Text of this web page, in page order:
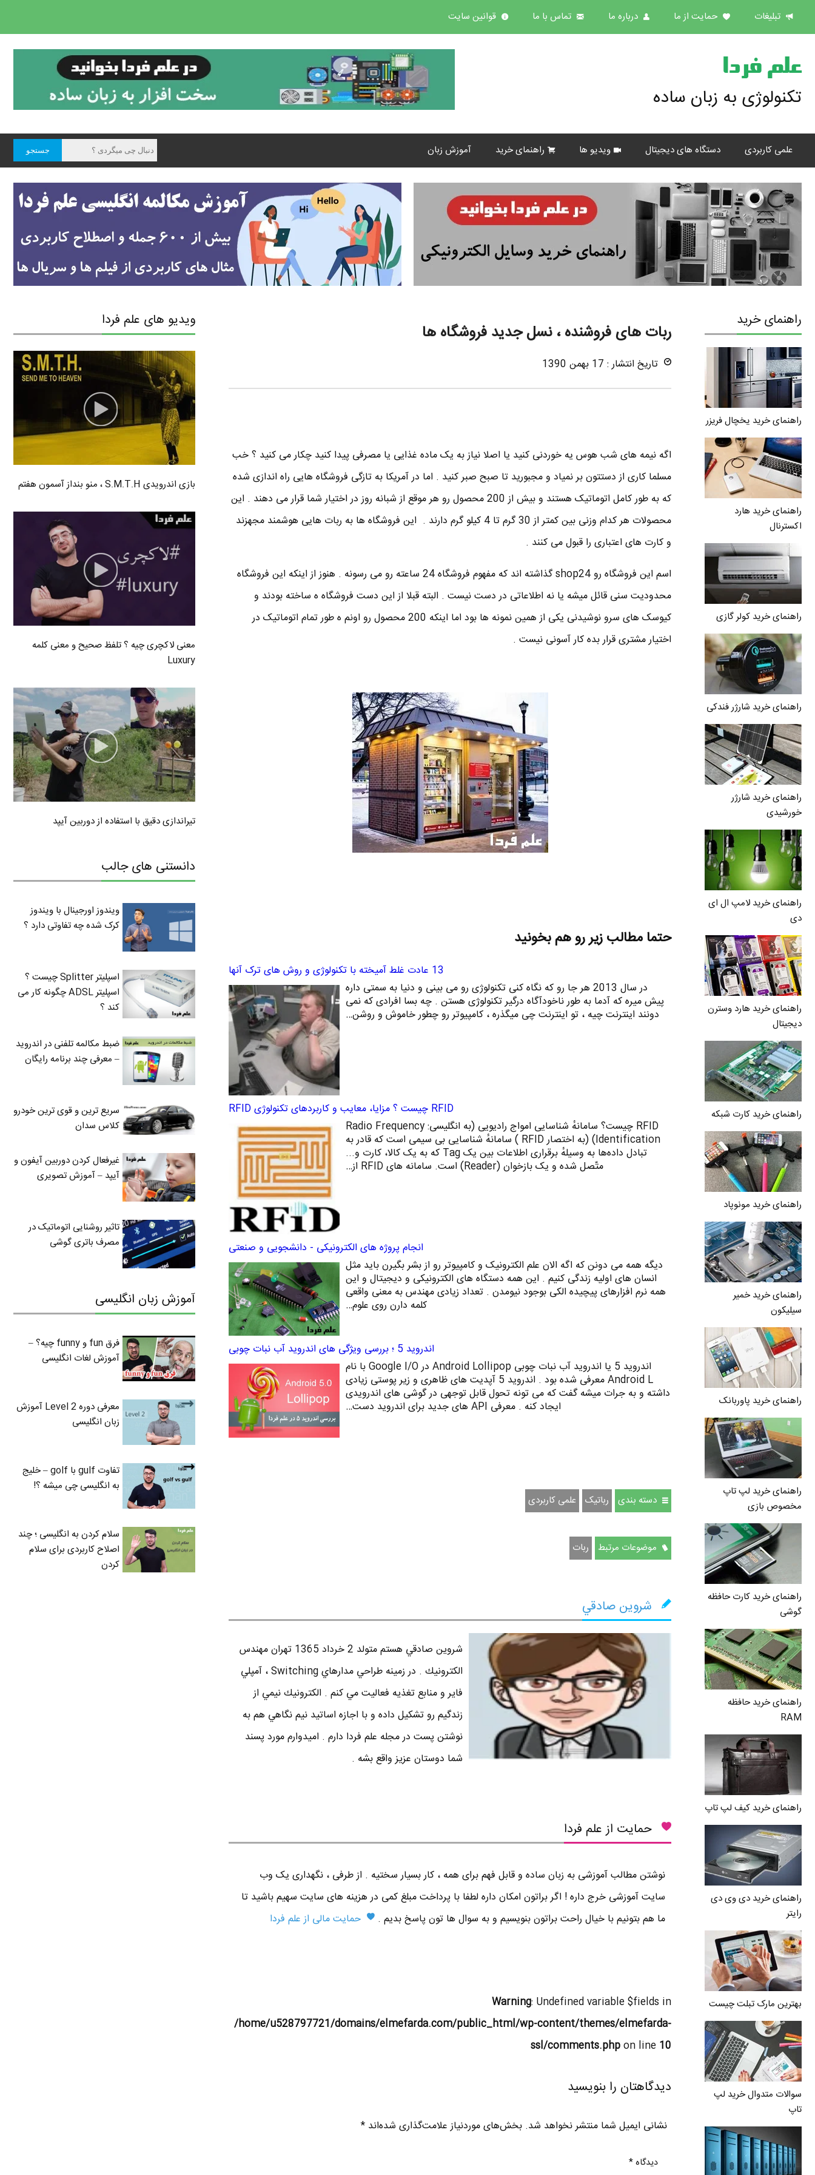
تبلیغات حمایت از ما درباره ما تماس با ما قوانین سایت
علم فردا
تکنولوژی به زبان ساده
علمی کاربردی دستگاه های دیجیتال ویدیو ها راهنمای خرید آموزش زبان
راهنمای خرید
راهنمای خرید یخچال فریزر
راهنمای خرید هارد
اکسترنال
راهنمای خرید کولر گازی
راهنمای خرید شارژر فندکی
راهنمای خرید شارژر
خورشیدی
راهنمای خرید لامپ ال ای
دی
راهنمای خرید هارد وسترن
دیجیتال
راهنمای خرید کارت شبکه
راهنمای خرید مونوپاد
راهنمای خرید خمیر
سیلیکون
راهنمای خرید پاوربانک
راهنمای خرید لپ تاپ
مخصوص بازی
راهنمای خرید کارت حافظه
گوشی
راهنمای خرید حافظه
RAM
راهنمای خرید کیف لپ تاپ
راهنمای خرید دی وی دی
رایتر
بهترین مارک تبلت چیست
سوالات متدوال خرید لپ
تاپ
ربات های فروشنده ، نسل جدید فروشگاه ها
تاریخ انتشار : 17 بهمن 1390
اگه نیمه های شب هوس یه خوردنی کنید یا اصلا نیاز به یک ماده غذایی یا مصرفی پیدا کنید چکار می کنید ؟ خب
مسلما کاری از دستتون بر نمیاد و مجبورید تا صبح صبر کنید . اما در آمریکا به تازگی فروشگاه هایی راه اندازی شده
که به طور کامل اتوماتیک هستند و بیش از 200 محصول رو هر موقع از شبانه روز در اختیار شما قرار می دهند . این
محصولات هر کدام وزنی بین کمتر از 30 گرم تا 4 کیلو گرم دارند . این فروشگاه ها به ربات هایی هوشمند مجهزند
و کارت های اعتباری را قبول می کنند .
اسم این فروشگاه رو shop24 گذاشته اند که مفهوم فروشگاه 24 ساعته رو می رسونه . هنوز از اینکه این فروشگاه
محدودیت سنی قائل میشه یا نه اطلاعاتی در دست نیست . البته قبلا از این دست فروشگاه ه ساخته بودند و
کیوسک های سرو نوشیدنی یکی از همین نمونه ها بود اما اینکه 200 محصول رو اونم ه طور تمام اتوماتیک در
اختیار مشتری قرار بده کار آسونی نیست .
حتما مطالب زیر رو هم بخونید
13 عادت غلط آمیخته با تکنولوژی و روش های ترک آنها
در سال 2013 هر جا رو که نگاه کنی تکنولوژی رو می بینی و دنیا به سمتی داره
پیش میره که آدما به طور ناخودآگاه درگیر تکنولوژی هستن . چه بسا افرادی که نمی
دونند اینترنت چیه ، تو اینترنت چی میگذره ، کامپیوتر رو چطور خاموش و روشن…
RFID چیست ؟ مزایا، معایب و کاربردهای تکنولوژی RFID
RFID چیست؟ سامانهٔ شناسایی امواج رادیویی (به انگلیسی: Radio Frequency
Identification)‏ (به اختصار RFID ) سامانهٔ شناسایی بی‌ سیمی است که قادر به
تبادل داده‌ها به ‌وسیلهٔ برقراری اطلاعات بین یک Tag که به یک کالا، کارت و...
متّصل شده‌ و یک بازخوان (Reader) است. سامانه‌ های RFID از…
انجام پروژه های الکترونیکی - دانشجویی و صنعتی
دیگه همه می دونن که اگه الان علم الکترونیک و کامپیوتر رو از بشر بگیرن باید مثل
انسان های اولیه زندگی کنیم . این همه دستگاه های الکترونیکی و دیجیتال و این
همه نرم افزارهای پیچیده الکی بوجود نیومدن . تعداد زیادی مهندس به معنی واقعی
کلمه دارن روی علوم…
اندروید 5 ؛ بررسی ویژگی های اندروید آب نبات چوبی
اندروید 5 یا اندروید آب نبات چوبی Android Lollipop در Google I/O با نام
Android L معرفی شده بود . اندروید 5 آپدیت های ظاهری و زیر پوستی زیادی
داشته و به جرات میشه گفت که می تونه تحول قابل توجهی در گوشی های اندرویدی
ایجاد کنه . معرفی API های جدید برای اندروید دست…
دسته بندی رباتیک علمی کاربردی
موضوعات مرتبط ربات
شروين صادقي
شروين صادقي هستم متولد 2 خرداد 1365 تهران مهندس
الكترونيك . در زمينه طراحي مدارهاي Switching ، آمپلي
فاير و منابع تغذيه فعاليت مي كنم . الكترونيك نيمي از
زندگيم رو تشكيل داده و با اجازه اساتيد نيم نگاهي هم به
نوشتن پست در مجله علم فردا دارم . اميدوارم مورد پسند
شما دوستان عزيز واقع بشه .
حمایت از علم فردا
نوشتن مطالب آموزشی به زبان ساده و قابل فهم برای همه ، کار بسیار سختیه . از طرفی ، نگهداری یک وب
سایت آموزشی خرج داره ! اگر براتون امکان داره لطفا با پرداخت مبلغ کمی در هزینه های سایت سهیم باشید تا
ما هم بتونیم با خیال راحت براتون بنویسیم و به سوال ها تون پاسخ بدیم .
حمایت مالی از علم فردا
Warning: Undefined variable $fields in
/home/u528797721/domains/elmefarda.com/public_html/wp-content/themes/elmefarda-
ssl/comments.phpon line 10
دیدگاهتان را بنویسید
نشانی ایمیل شما منتشر نخواهد شد. بخش‌های موردنیاز علامت‌گذاری شده‌اند*
دیدگاه*
ویدیو های علم فردا
بازی اندرویدی S.M.T.H ، منو بنداز آسمون هفتم
معنی لاکچری چیه ؟ تلفظ صحیح و معنی کلمه
Luxury
تیراندازی دقیق با استفاده از دوربین آیپد
دانستنی های جالب
ویندوز اورجینال با ویندوز
کرک شده چه تفاوتی دارد ؟
اسپلیتر Splitter چیست ؟
اسپلیتر ADSL چگونه کار می
کند ؟
ضبط مکالمه تلفنی در اندروید
– معرفی چند برنامه رایگان
سریع ترین و قوی ترین خودرو
کلاس سدان
غیرفعال کردن دوربین آیفون و
آیپد – آموزش تصویری
تاثیر روشنایی اتوماتیک در
مصرف باتری گوشی
آموزش زبان انگلیسی
فرق fun و funny چیه؟ –
آموزش لغات انگلیسی
معرفی دوره Level 2 آموزش
زبان انگلیسی
تفاوت gulf با golf – خلیج
به انگلیسی چی میشه ؟!
سلام کردن به انگلیسی ؛ چند
اصلاح کاربردی برای سلام
کردن